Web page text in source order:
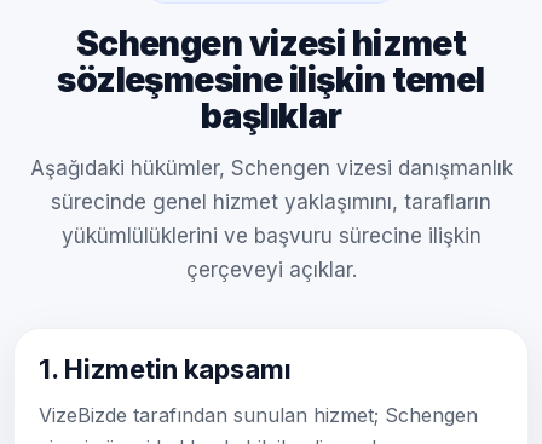
Schengen vizesi hizmet
sözleşmesine ilişkin temel
başlıklar
Aşağıdaki hükümler, Schengen vizesi danışmanlık
sürecinde genel hizmet yaklaşımını, tarafların
yükümlülüklerini ve başvuru sürecine ilişkin
çerçeveyi açıklar.
1. Hizmetin kapsamı
VizeBizde tarafından sunulan hizmet; Schengen